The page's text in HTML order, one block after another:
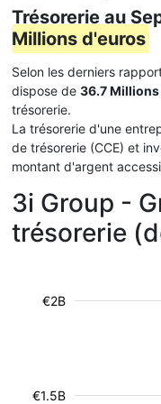
Trésorerie au
Millions d'euros
Selon les derniers
dispose de 36.7
trésorerie.
La trésorerie d'une
de trésorerie (CCE) et
montant d'argent
3i Group -
trésorerie
€1.5B
€2B